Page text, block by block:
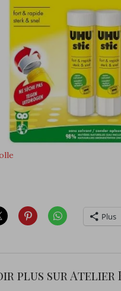
Plus
plus sur Atelier